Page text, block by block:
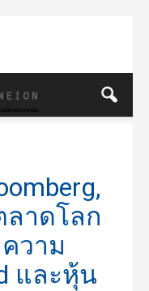
ลาดโลก
วาม
และหุ้น